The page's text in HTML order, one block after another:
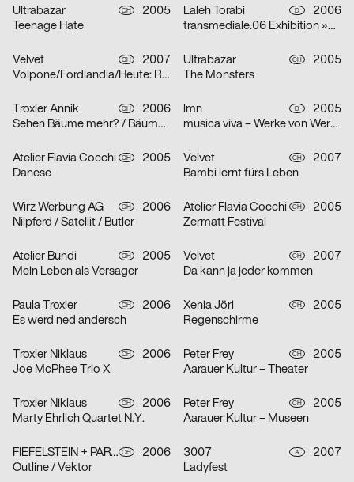
Ultrabazar CH
2005
Teenage Hate
Laleh Torabi D
2006
transmediale.06 Exhibition »Smile Machines«
Velvet CH
2007
Volpone/Fordlandia/Heute: Raum Lumina/Die Nibelungen
Ultrabazar CH
2005
The Monsters
Troxler Annik CH
2006
Sehen Bäume mehr? / Bäume sehen Meer… / Meer Bäume Seen!
lmn D
2005
musica viva – Werke von Werner Heider, Martin Smolka und Peter Eötvös
Atelier Flavia Cocchi CH
2005
Danese
Velvet CH
2007
Bambi lernt fürs Leben
Wirz Werbung AG CH
2006
Nilpferd / Satellit / Butler
Atelier Flavia Cocchi CH
2005
Zermatt Festival
Atelier Bundi CH
2005
Mein Leben als Versager
Velvet CH
2007
Da kann ja jeder kommen
Paula Troxler CH
2006
Es werd ned andersch
Xenia Jöri CH
2005
Regenschirme
Troxler Niklaus CH
2006
Joe McPhee Trio X
Peter Frey CH
2005
Aarauer Kultur – Theater
Troxler Niklaus CH
2006
Marty Ehrlich Quartet N.Y.
Peter Frey CH
2005
Aarauer Kultur – Museen
FIEFELSTEIN + PARTNER – BUREAU FÜR VISUELLE KOMMUNIKATION CH
2006
Outline / Vektor
3007 A
2007
Ladyfest